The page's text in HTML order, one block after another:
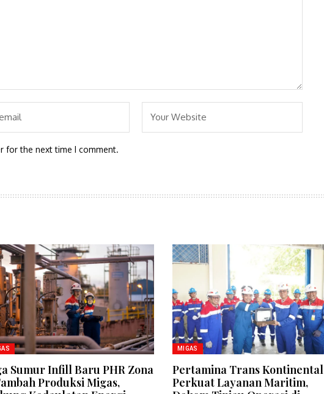
for the next time I comment.
Sumur Infill Baru PHR Zona
Produksi Migas,
MIGAS
Pertamina Trans Kontinental
Perkuat Layanan Maritim,